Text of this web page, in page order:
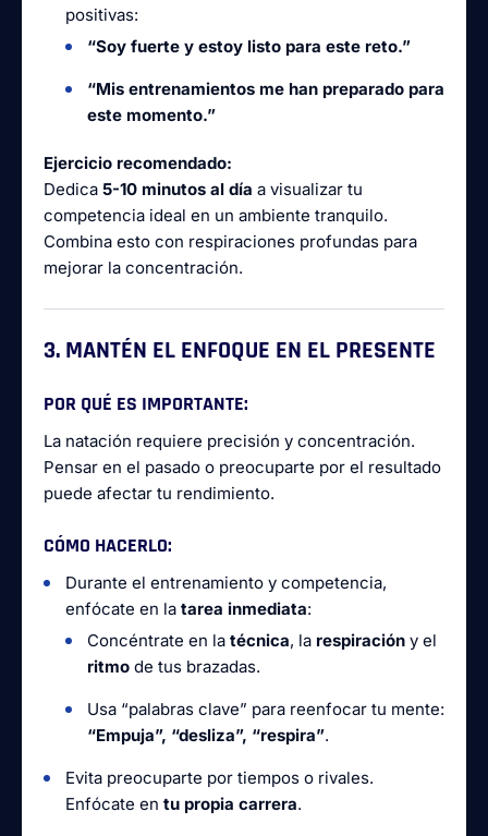
positivas:
“Soy fuerte y estoy listo para este reto.”
“Mis entrenamientos me han preparado para
este momento.”
Ejercicio recomendado:
Dedica 5-10 minutos al día a visualizar tu
competencia ideal en un ambiente tranquilo.
Combina esto con respiraciones profundas para
mejorar la concentración.
3. MANTÉN EL ENFOQUE EN EL PRESENTE
POR QUÉ ES IMPORTANTE:
La natación requiere precisión y concentración.
Pensar en el pasado o preocuparte por el resultado
puede afectar tu rendimiento.
CÓMO HACERLO:
Durante el entrenamiento y competencia,
enfócate en la tarea inmediata:
Concéntrate en la técnica, la respiración y el
ritmo de tus brazadas.
Usa “palabras clave” para reenfocar tu mente:
“Empuja”, “desliza”, “respira”.
Evita preocuparte por tiempos o rivales.
Enfócate en tu propia carrera.